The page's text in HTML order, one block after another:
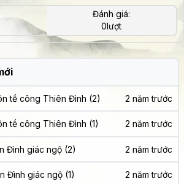
Đánh giá:
0lượt
tề công Thiên Đình (2) 2 năm trước
tề công Thiên Đình (1) 2 năm trước
Đình giác ngộ (2) 2 năm trước
Đình giác ngộ (1) 2 năm trước